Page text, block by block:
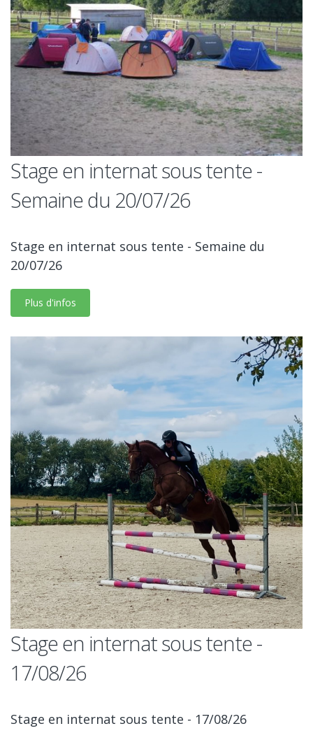
Stage en internat sous tente -
Semaine du 20/07/26
Stage en internat sous tente - Semaine du
20/07/26
Plus d'infos
Stage en internat sous tente -
17/08/26
Stage en internat sous tente - 17/08/26